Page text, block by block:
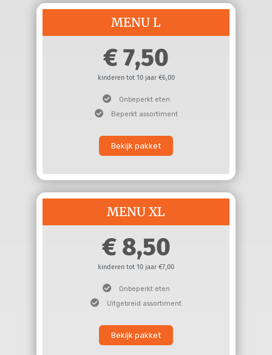
MENU L
7,50
kinderen tot 10 jaar €6,00
Onbeperkt eten
Beperkt assortiment
Bekijk pakket
MENU XL
8,50
kinderen tot 10 jaar €7,00
Onbeperkt eten
Uitgebreid assortiment
Bekijk pakket